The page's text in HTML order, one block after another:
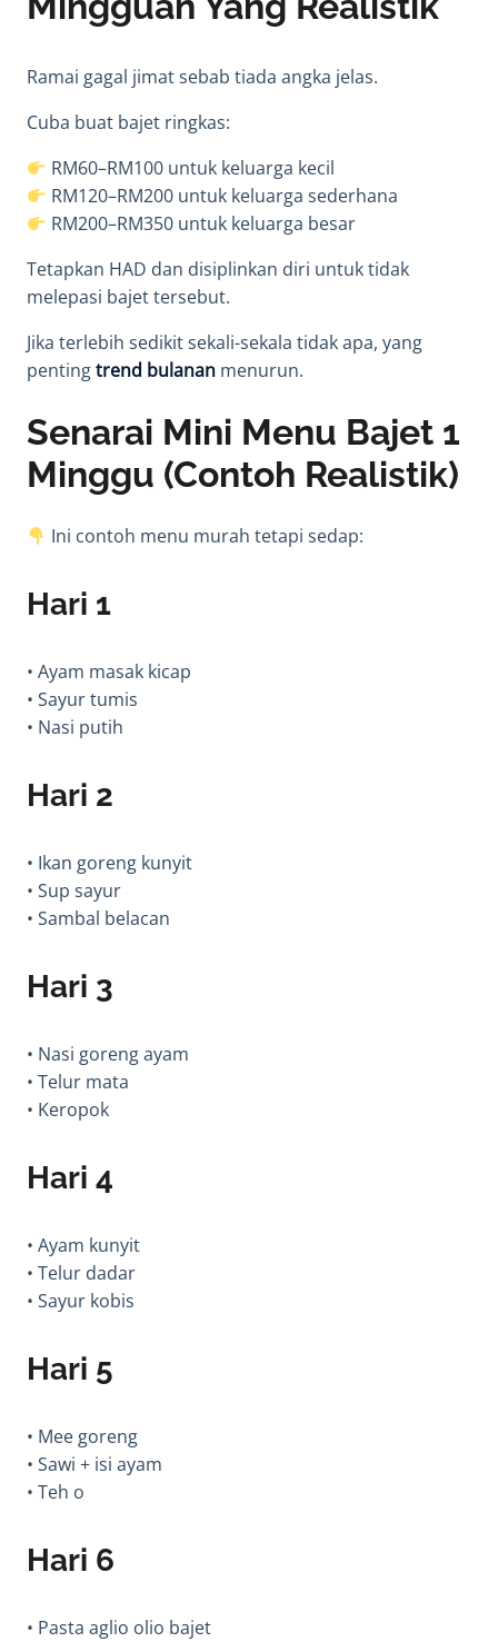
Ramai gagal jimat sebab tiada angka jelas.
Cuba buat bajet ringkas:
RM60–RM100 untuk keluarga kecil
RM120–RM200 untuk keluarga sederhana
RM200–RM350 untuk keluarga besar
Tetapkan HAD dan disiplinkan diri untuk tidak
melepasi bajet tersebut.
Jika terlebih sedikit sekali-sekala tidak apa, yang
pentingtrend bulanan menurun.
Senarai Mini Menu Bajet 1
Minggu (Contoh Realistik)
Ini contoh menu murah tetapi sedap:
Hari 1
• Ayam masak kicap
• Sayur tumis
• Nasi putih
Hari 2
• Ikan goreng kunyit
• Sup sayur
• Sambal belacan
Hari 3
• Nasi goreng ayam
• Telur mata
• Keropok
Hari 4
• Ayam kunyit
• Telur dadar
• Sayur kobis
Hari 5
• Mee goreng
• Sawi + isi ayam
• Teh o
Hari 6
• Pasta aglio olio bajet